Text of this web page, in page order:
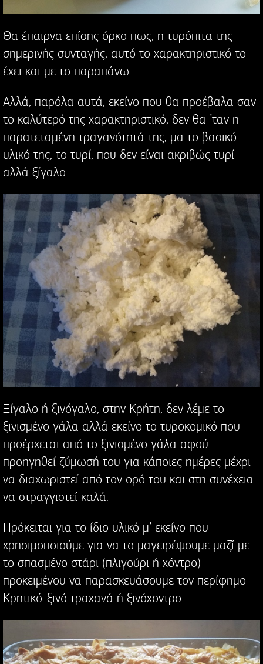
Θα έπαιρνα επίσης όρκο πως, η τυρόπιτα της
σημερινής συνταγής, αυτό το χαρακτηριστικό το
έχει και με το παραπάνω.
Αλλά, παρόλα αυτά, εκείνο που θα προέβαλα σαν
το καλύτερό της χαρακτηριστικό, δεν θα ’ταν η
παρατεταμένη τραγανότητά της, μα το βασικό
υλικό της, το τυρί, που δεν είναι ακριβώς τυρί
αλλά ξίγαλο.
Ξίγαλο ή ξινόγαλο, στην Κρήτη, δεν λέμε το
ξινισμένο γάλα αλλά εκείνο το τυροκομικό που
προέρχεται από το ξινισμένο γάλα αφού
προηγηθεί ζύμωσή του για κάποιες ημέρες μέχρι
να διαχωριστεί από τον ορό του και στη συνέχεια
να στραγγιστεί καλά.
Πρόκειται για το ίδιο υλικό μ’ εκείνο που
χρησιμοποιούμε για να το μαγειρέψουμε μαζί με
το σπασμένο στάρι (πλιγούρι ή χόντρο)
προκειμένου να παρασκευάσουμε τον περίφημο
Κρητικό-ξινό τραχανά ή ξινόχοντρο.